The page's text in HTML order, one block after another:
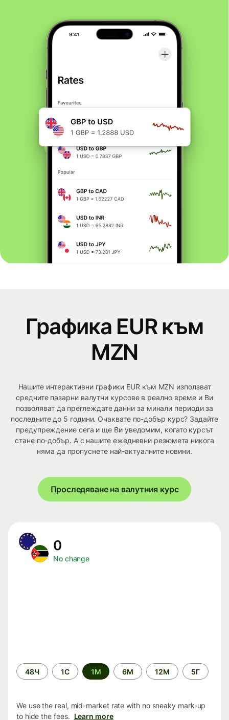
Графика EUR към
MZN
Нашите интерактивни графики EUR към MZN използват
средните пазарни валутни курсове в реално време и Ви
позволяват да преглеждате данни за минали периоди за
последните до 5 години. Очаквате по-добър курс? Задайте
предупреждение сега и ще Ви уведомим, когато курсът
стане по-добър. А с нашите ежедневни резюмета никога
няма да пропуснете най-актуалните новини.
Проследяване на валутния курс
0
No change
Time
period
48Ч 1С 1М 6М 12М 5Г
We use the real, mid-market rate with no sneaky mark-up
to hide the fees. Learn more